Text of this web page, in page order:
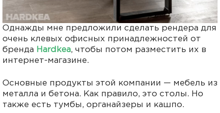
Однажды мне предложили сделать рендера для
очень клевых офисных принадлежностей от
бренда Hardkea, чтобы потом разместить их в
интернет-магазине.
Основные продукты этой компании — мебель из
металла и бетона. Как правило, это столы. Но
также есть тумбы, органайзеры и кашпо.